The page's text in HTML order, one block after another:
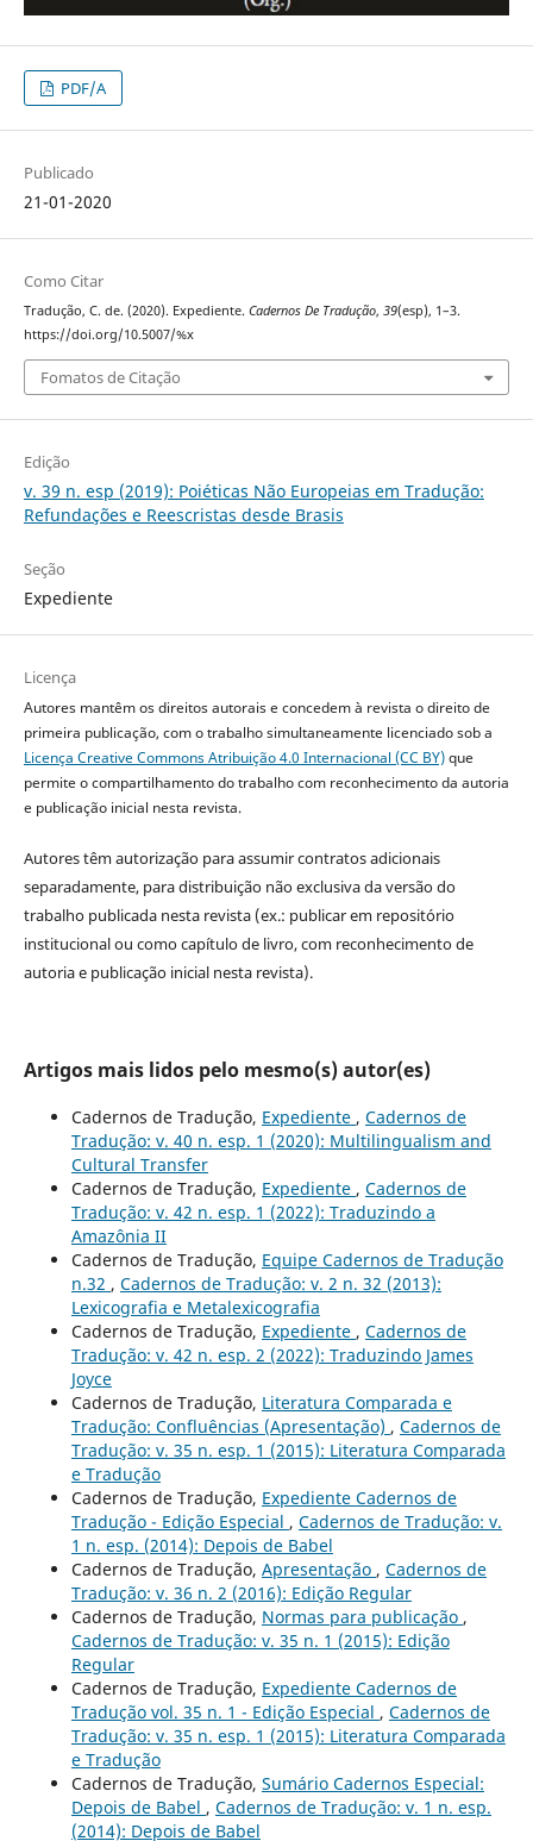
PDF/A
Publicado
21-01-2020
Como Citar
Tradução, C. de. (2020). Expediente. Cadernos De Tradução, 39(esp), 1–3.
https://doi.org/10.5007/%x
Fomatos de Citação
Edição
v. 39 n. esp (2019): Poiéticas Não Europeias em Tradução:
Refundações e Reescristas desde Brasis
Seção
Expediente
Licença
Autores mantêm os direitos autorais e concedem à revista o direito de
primeira publicação, com o trabalho simultaneamente licenciado sob a
Licença Creative Commons Atribuição 4.0 Internacional (CC BY)que
permite o compartilhamento do trabalho com reconhecimento da autoria
e publicação inicial nesta revista.
Autores têm autorização para assumir contratos adicionais
separadamente, para distribuição não exclusiva da versão do
trabalho publicada nesta revista (ex.: publicar em repositório
institucional ou como capítulo de livro, com reconhecimento de
autoria e publicação inicial nesta revista).
Artigos mais lidos pelo mesmo(s) autor(es)
Cadernos de Tradução, Expediente , Cadernos de
Tradução: v. 40 n. esp. 1 (2020): Multilingualism and
Cultural Transfer
Cadernos de Tradução, Expediente , Cadernos de
Tradução: v. 42 n. esp. 1 (2022): Traduzindo a
Amazônia II
Cadernos de Tradução, Equipe Cadernos de Tradução
n.32 , Cadernos de Tradução: v. 2 n. 32 (2013):
Lexicografia e Metalexicografia
Cadernos de Tradução, Expediente , Cadernos de
Tradução: v. 42 n. esp. 2 (2022): Traduzindo James
Joyce
Cadernos de Tradução, Literatura Comparada e
Tradução: Confluências (Apresentação) , Cadernos de
Tradução: v. 35 n. esp. 1 (2015): Literatura Comparada
e Tradução
Cadernos de Tradução, Expediente Cadernos de
Tradução - Edição Especial , Cadernos de Tradução: v.
1 n. esp. (2014): Depois de Babel
Cadernos de Tradução, Apresentação , Cadernos de
Tradução: v. 36 n. 2 (2016): Edição Regular
Cadernos de Tradução, Normas para publicação ,
Cadernos de Tradução: v. 35 n. 1 (2015): Edição
Regular
Cadernos de Tradução, Expediente Cadernos de
Tradução vol. 35 n. 1 - Edição Especial , Cadernos de
Tradução: v. 35 n. esp. 1 (2015): Literatura Comparada
e Tradução
Cadernos de Tradução, Sumário Cadernos Especial:
Depois de Babel , Cadernos de Tradução: v. 1 n. esp.
(2014): Depois de Babel